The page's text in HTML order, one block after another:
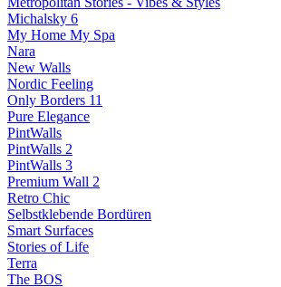
Michalsky 6
My Home My Spa
Nara
New Walls
Nordic Feeling
Only Borders 11
Pure Elegance
PintWalls
PintWalls 2
PintWalls 3
Premium Wall 2
Retro Chic
Selbstklebende Bordüren
Smart Surfaces
Stories of Life
Terra
The BOS